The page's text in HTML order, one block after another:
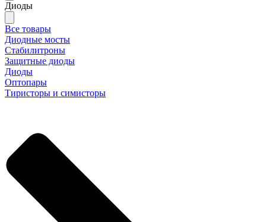
Диоды
Все товары
Диодные мосты
Стабилитроны
Защитные диоды
Диоды
Оптопары
Тиристоры и симисторы